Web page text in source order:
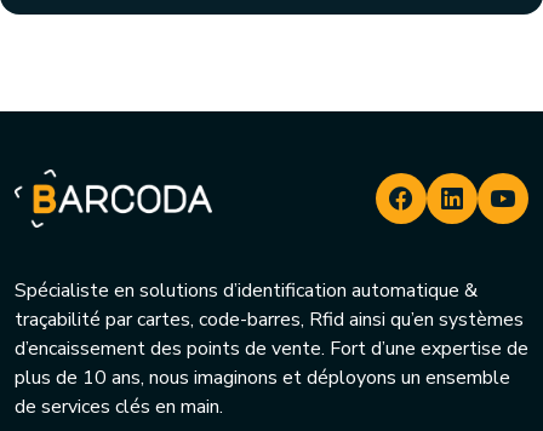
Spécialiste en solutions d’identification automatique &
traçabilité par cartes, code-barres, Rfid ainsi qu’en systèmes
d’encaissement des points de vente. Fort d’une expertise de
plus de 10 ans, nous imaginons et déployons un ensemble
de services clés en main.